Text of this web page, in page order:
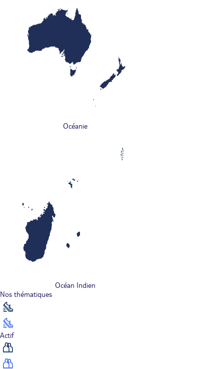
Océanie
Océan Indien
Nos thématiques
Actif